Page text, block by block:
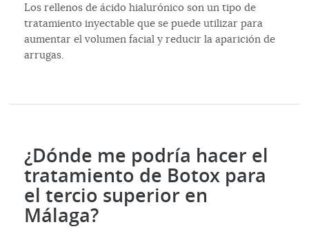
Los rellenos de ácido hialurónico son un tipo de
tratamiento inyectable que se puede utilizar para
aumentar el volumen facial y reducir la aparición de
arrugas.
¿Dónde me podría hacer el
tratamiento de Botox para
el tercio superior en
Málaga?